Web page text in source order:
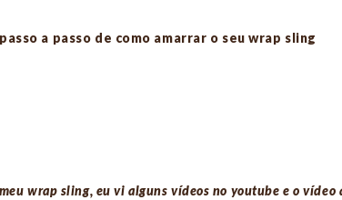
a passo de como amarrar o seu wrap sling
wrap sling, eu vi alguns vídeos no youtube e o vídeo